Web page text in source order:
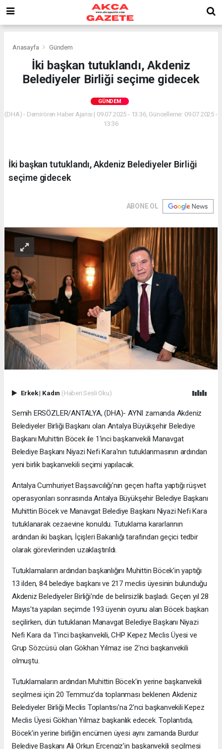
Anasayfa Gündem
İki başkan tutuklandı, Akdeniz
Belediyeler Birliği seçime gidecek
GÜNDEM
(DHA) - Demirören Haber Ajansı | 09.07.2025 - 13:36, Güncelleme: 09.07.2025 -
13:36
İki başkan tutuklandı, Akdeniz Belediyeler Birliği
seçime gidecek
ABONE OL
Erkek| Kadın (Haberi Sesli Oku)
Semih ERSÖZLER/ANTALYA, (DHA)- AYNI zamanda Akdeniz
Belediyeler Birliği Başkanı olan Antalya Büyükşehir Belediye
Başkanı Muhittin Böcek ile 1'inci başkanvekili Manavgat
Belediye Başkanı Niyazi Nefi Kara'nın tutuklanmasının ardından
yeni birlik başkanvekili seçimi yapılacak.
Antalya Cumhuriyet Başsavcılığı'nın geçen hafta yaptığı rüşvet
operasyonları sonrasında Antalya Büyükşehir Belediye Başkanı
Muhittin Böcek ve Manavgat Belediye Başkanı Niyazi Nefi Kara
tutuklanarak cezaevine konuldu. Tutuklama kararlarının
ardından iki başkan, İçişleri Bakanlığı tarafından geçici tedbir
olarak görevlerinden uzaklaştırıldı.
Tutuklamaların ardından başkanlığını Muhittin Böcek'in yaptığı
13 ilden, 84 belediye başkanı ve 217 meclis üyesinin bulunduğu
Akdeniz Belediyeler Birliği'nde de belirsizlik başladı. Geçen yıl 28
Mayıs'ta yapılan seçimde 193 üyenin oyunu alan Böcek başkan
seçilirken, dün tutuklanan Manavgat Belediye Başkanı Niyazi
Nefi Kara da 1'inci başkanvekili, CHP Kepez Meclis Üyesi ve
Grup Sözcüsü olan Gökhan Yılmaz ise 2'nci başkanvekili
olmuştu.
Tutuklamaların ardından Muhittin Böcek'in yerine başkanvekili
seçilmesi için 20 Temmuz'da toplanması beklenen Akdeniz
Belediyeler Birliği Meclis Toplantısı'na 2'nci başkanvekili Kepez
Meclis Üyesi Gökhan Yılmaz başkanlık edecek. Toplantıda,
Böcek'in yerine birliğin encümen üyesi aynı zamanda Burdur
Belediye Başkanı Ali Orkun Ercengiz'in başkanvekili seçilmesi